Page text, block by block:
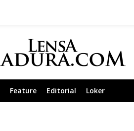
Feature Editorial Loker